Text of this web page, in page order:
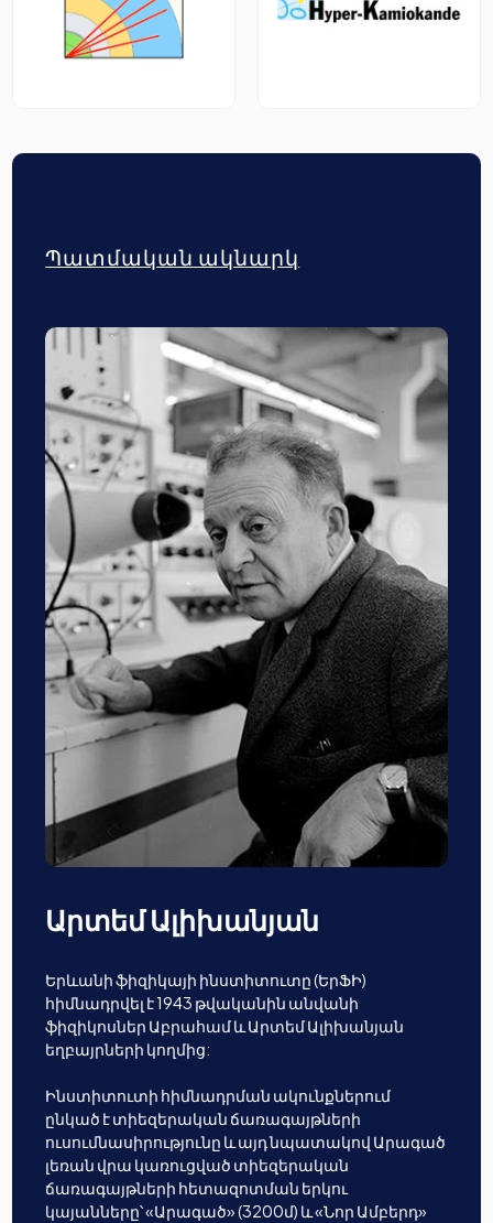
Պատմական ակնարկ
Արտեմ Ալիխանյան
Երևանի ֆիզիկայի ինստիտուտը (ԵրՖԻ)
հիմնադրվել է 1943 թվականին անվանի
ֆիզիկոսներ Աբրահամ և Արտեմ Ալիխանյան
եղբայրների կողմից:
Ինստիտուտի հիմնադրման ակունքներում
ընկած է տիեզերական ճառագայթների
ուսումնասիրությունը և այդ նպատակով Արագած
լեռան վրա կառուցված տիեզերական
ճառագայթների հետազոտման երկու
կայանները՝ «Արագած» (3200մ) և «Նոր Ամբերդ»